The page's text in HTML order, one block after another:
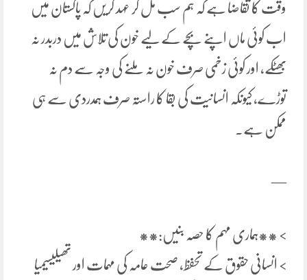
وقت کا تقاضا ہے کہ ہم سب مل کر عہد کریں کہ پاکستان میں
اب کوئی ماں اپنے بچے کے لیے خون کی تلاش میں دربدر نہ
بھٹکے، اور کوئی زخمی صرف خون نہ ملنے کی وجہ سے دم نہ
توڑے، کیونکہ انسانیت کی بقا کا راستہ صرف ہمدردی سے ہی
ممکن ہے۔
—
> **ہماری مہم کا حصہ بنیں:**
> انسانی حقوق کے تحفظ، صحت عامہ کی مہمات اور تھیلیسیمیا